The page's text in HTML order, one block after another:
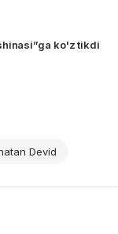
ko'z tikdi
Devid